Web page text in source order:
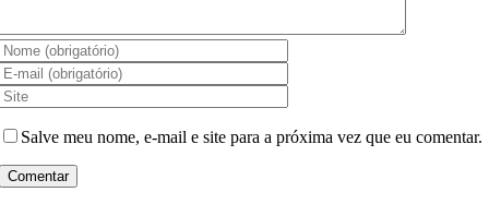
Salve meu nome, e-mail e site para a próxima vez que eu comentar.